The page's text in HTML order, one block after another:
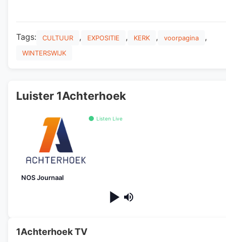
Tags: CULTUUR , EXPOSITIE , KERK , voorpagina ,
WINTERSWIJK
Luister 1Achterhoek
Listen Live
NOS Journaal
1Achterhoek TV